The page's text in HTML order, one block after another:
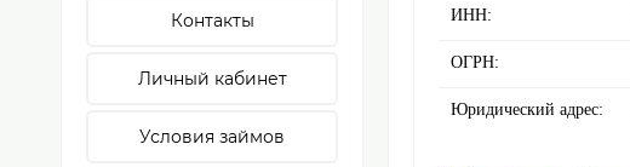
Контакты
Личный кабинет
Условия займов
ИНН:
ОГРН:
Юридический адрес: